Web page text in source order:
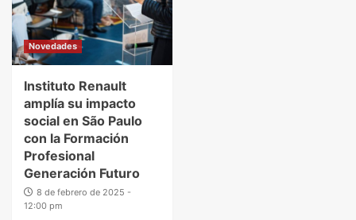
Novedades
Instituto Renault
amplía su impacto
social en São Paulo
con la Formación
Profesional
Generación Futuro
8 de febrero de 2025 -
12:00 pm